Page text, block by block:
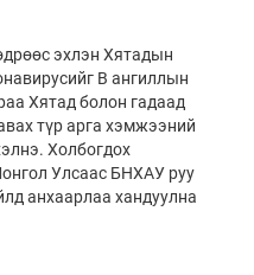
эхлэн Хятадын
B ангиллын
Хятад болон гадаад
түр арга хэмжээний
Холбогдох
Улсаас БНХАУ руу
анхаарлаа хандуулна